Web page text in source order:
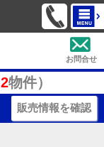
お問合せ
2物件）
販売情報を確認